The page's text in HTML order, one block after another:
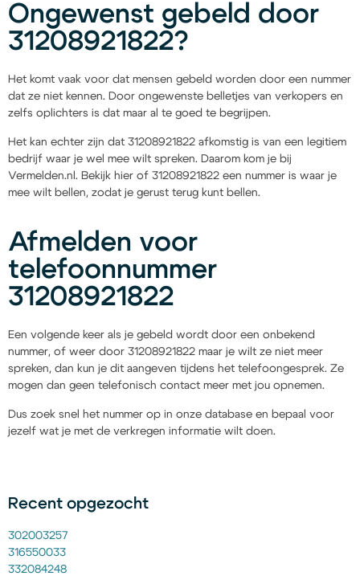
Ongewenst gebeld door
31208921822?
Het komt vaak voor dat mensen gebeld worden door een nummer
dat ze niet kennen. Door ongewenste belletjes van verkopers en
zelfs oplichters is dat maar al te goed te begrijpen.
Het kan echter zijn dat 31208921822 afkomstig is van een legitiem
bedrijf waar je wel mee wilt spreken. Daarom kom je bij
Vermelden.nl. Bekijk hier of 31208921822 een nummer is waar je
mee wilt bellen, zodat je gerust terug kunt bellen.
Afmelden voor
telefoonnummer
31208921822
Een volgende keer als je gebeld wordt door een onbekend
nummer, of weer door 31208921822 maar je wilt ze niet meer
spreken, dan kun je dit aangeven tijdens het telefoongesprek. Ze
mogen dan geen telefonisch contact meer met jou opnemen.
Dus zoek snel het nummer op in onze database en bepaal voor
jezelf wat je met de verkregen informatie wilt doen.
Recent opgezocht
302003257
316550033
332084248